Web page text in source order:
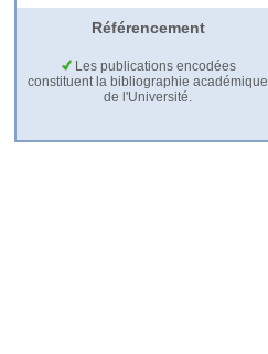
Référencement
Les publications encodées
constituent la bibliographie académique
de l'Université.